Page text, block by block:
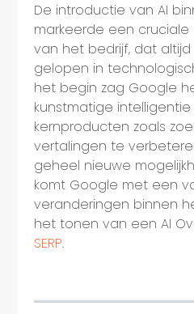
De introductie van AI
markeerde een
van het bedrijf, dat
gelopen in
het begin zag Google
kunstmatige
kernproducten zoals
vertalingen te
geheel nieuwe
komt Google met een
veranderingen binnen
het tonen van een AI
SERP.